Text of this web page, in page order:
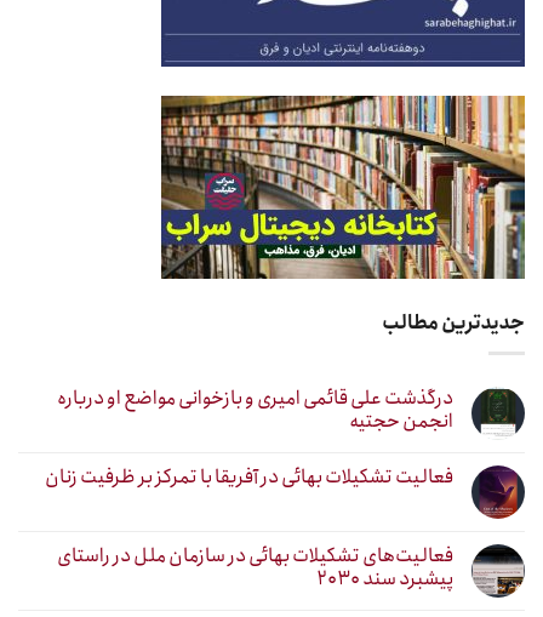
جدیدترین مطالب
درگذشت علی قائمی امیری و بازخوانی مواضع او درباره
انجمن حجتیه
فعالیت تشکیلات بهائی در آفریقا با تمرکز بر ظرفیت زنان
فعالیت‌های تشکیلات بهائی در سازمان ملل در راستای
پیشبرد سند ۲۰۳۰